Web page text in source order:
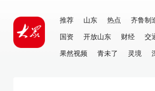
推荐 山东 热点 齐鲁制
国资
开放山东 财经 交
果然视频
青未了 灵境